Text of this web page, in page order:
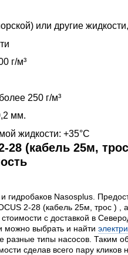
или другие
г/м³
250 г/м³
мм.
жидкости: +35°C
28 (кабель 25м,
гидробаков Nasosplus.
2-28 (кабель 25м, трос ) ,
стоимости с доставкой в
можно выбрать и найти
разные типы насосов. Таким
сделав всего пару кликов